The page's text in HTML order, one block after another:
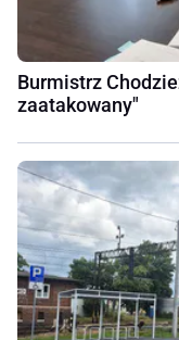
Burmistrz
zaatakowany"